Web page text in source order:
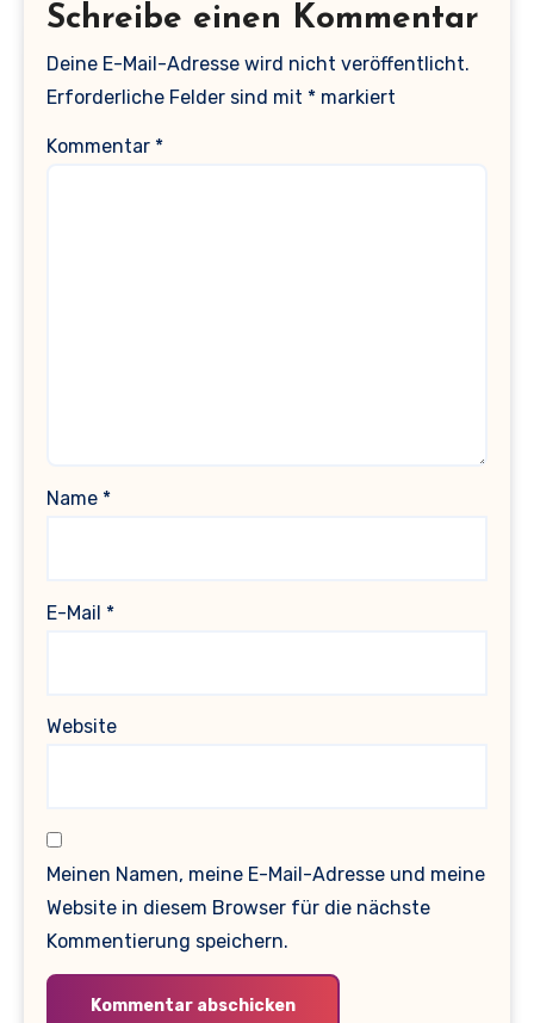
Schreibe einen Kommentar
Deine E-Mail-Adresse wird nicht veröffentlicht.
Erforderliche Felder sind mit * markiert
Kommentar *
Name *
E-Mail *
Website
Meinen Namen, meine E-Mail-Adresse und meine
Website in diesem Browser für die nächste
Kommentierung speichern.